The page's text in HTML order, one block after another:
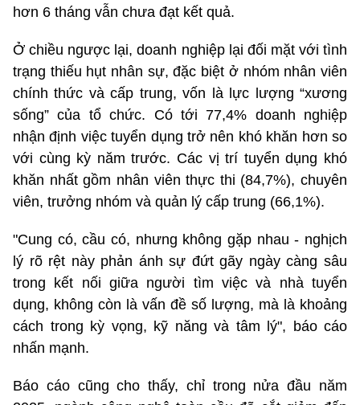
hơn 6 tháng vẫn chưa đạt kết quả.
Ở chiều ngược lại, doanh nghiệp lại đối mặt với tình
trạng thiếu hụt nhân sự, đặc biệt ở nhóm nhân viên
chính thức và cấp trung, vốn là lực lượng “xương
sống” của tổ chức. Có tới 77,4% doanh nghiệp
nhận định việc tuyển dụng trở nên khó khăn hơn so
với cùng kỳ năm trước. Các vị trí tuyển dụng khó
khăn nhất gồm nhân viên thực thi (84,7%), chuyên
viên, trưởng nhóm và quản lý cấp trung (66,1%).
"Cung có, cầu có, nhưng không gặp nhau - nghịch
lý rõ rệt này phản ánh sự đứt gãy ngày càng sâu
trong kết nối giữa người tìm việc và nhà tuyển
dụng, không còn là vấn đề số lượng, mà là khoảng
cách trong kỳ vọng, kỹ năng và tâm lý", báo cáo
nhấn mạnh.
Báo cáo cũng cho thấy, chỉ trong nửa đầu năm